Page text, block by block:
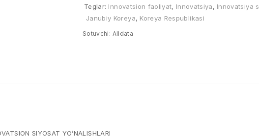
Teglar: Innovatsion faoliyat, Innovatsiya, Innovatsiya
Janubiy Koreya, Koreya Respublikasi
Sotuvchi: Alldata
SIYOSAT YO’NALISHLARI